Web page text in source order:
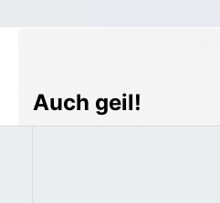
Produktgalerie überspringen
Auch geil!